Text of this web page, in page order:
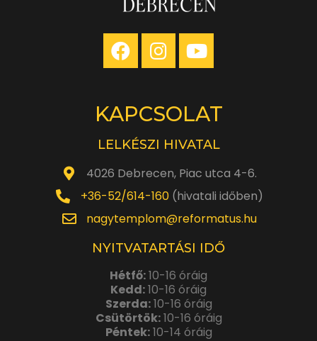
KAPCSOLAT
LELKÉSZI HIVATAL
4026 Debrecen, Piac utca 4-6.
+36-52/614-160(hivatali időben)
nagytemplom@reformatus.hu
NYITVATARTÁSI IDŐ
Hétfő:10-16 óráig
Kedd:10-16 óráig
Szerda:10-16 óráig
Csütörtök:10-16 óráig
Péntek:10-14 óráig